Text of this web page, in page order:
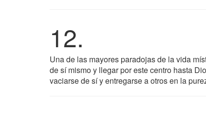
12.
Una de las mayores paradojas de la vida
de sí mismo y llegar por este centro hasta
vaciarse de sí y entregarse a otros en la